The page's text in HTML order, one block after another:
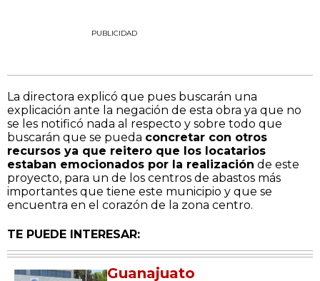
PUBLICIDAD
La directora explicó que pues buscarán una
explicación ante la negación de esta obra ya que no
se les notificó nada al respecto y sobre todo que
buscarán que se pueda concretar con otros
recursos ya que reitero que los locatarios
estaban emocionados por la realización de este
proyecto, para un de los centros de abastos más
importantes que tiene este municipio y que se
encuentra en el corazón de la zona centro.
TE PUEDE INTERESAR:
Guanajuato